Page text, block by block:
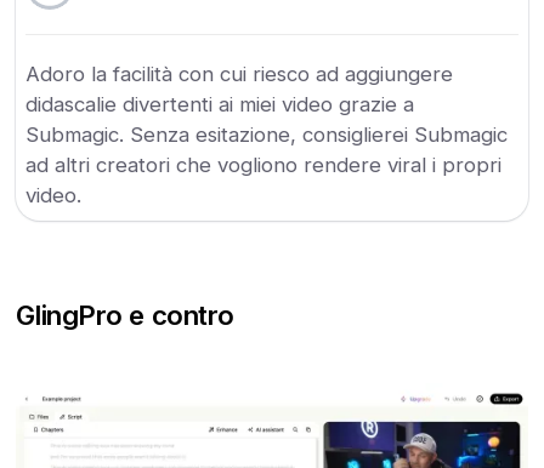
Adoro la facilità con cui riesco ad aggiungere
didascalie divertenti ai miei video grazie a
Submagic. Senza esitazione, consiglierei Submagic
ad altri creatori che vogliono rendere viral i propri
video.
GlingPro e contro